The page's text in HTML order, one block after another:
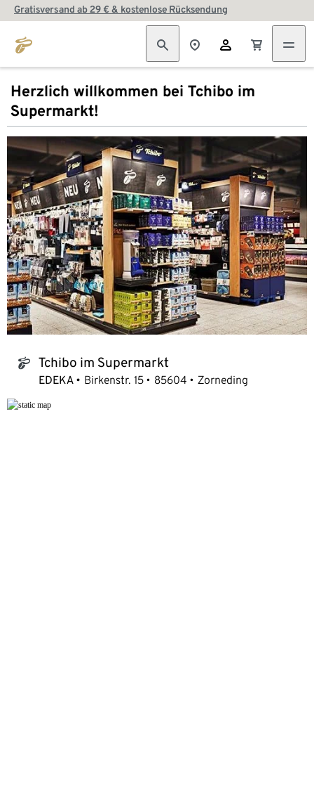
Gratisversand ab 29 € & kostenlose Rücksendung
Herzlich willkommen bei Tchibo im
Supermarkt!
tchibo_logo Tchibo im Supermarkt
EDEKA Birkenstr. 15 85604 Zorneding